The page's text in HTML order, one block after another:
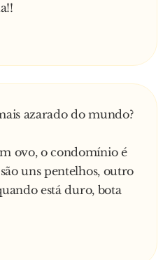
azarado do mundo?
ovo, o condomínio é
uns pentelhos, outro
está duro, bota